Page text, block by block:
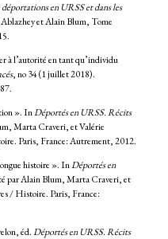
en URSS et dans les
et Alain Blum, Tome
à l’autorité en tant qu’individu
, no 34 (1 juillet 2018).
». InDéportés en URSS. Récits
Marta Craveri, et Valérie
Paris, France: Autrement, 2012.
histoire ». InDéportés en
par Alain Blum, Marta Craveri, et
/ Histoire. Paris, France:
éd.Déportés en URSS. Récits